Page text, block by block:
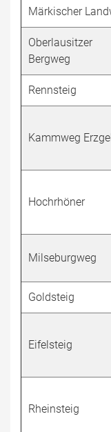
Märkischer
Oberlausitzer
Bergweg
Rennsteig
Kammweg
Hochrhöner
Milseburgweg
Goldsteig
Eifelsteig
Rheinsteig